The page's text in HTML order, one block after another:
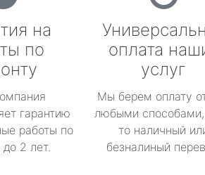
на
по
гарантию
работы по
2 лет.
оплата
услуг
Мы берем оплату
любыми способами,
то наличный
безналиный